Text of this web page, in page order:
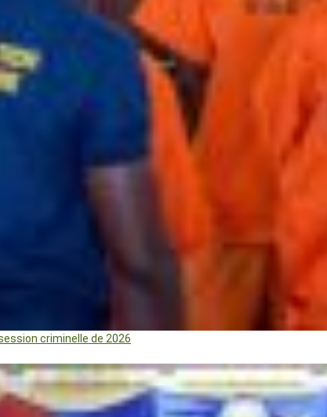
criminelle de 2026